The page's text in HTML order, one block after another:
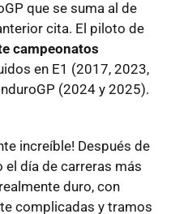
que se suma al de
cita. El piloto de
campeonatos
en E1 (2017, 2023,
(2024 y 2025).
increíble! Después de
el día de carreras más
duro, con
complicadas y tramos